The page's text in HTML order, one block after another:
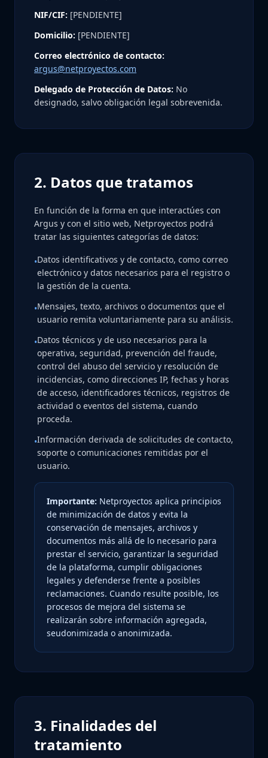
NIF/CIF: [PENDIENTE]
Domicilio: [PENDIENTE]
Correo electrónico de contacto:
argus@netproyectos.com
Delegado de Protección de Datos: No
designado, salvo obligación legal sobrevenida.
2. Datos que tratamos
En función de la forma en que interactúes con
Argus y con el sitio web, Netproyectos podrá
tratar las siguientes categorías de datos:
•Datos identificativos y de contacto, como correo
electrónico y datos necesarios para el registro o
la gestión de la cuenta.
•Mensajes, texto, archivos o documentos que el
usuario remita voluntariamente para su análisis.
•Datos técnicos y de uso necesarios para la
operativa, seguridad, prevención del fraude,
control del abuso del servicio y resolución de
incidencias, como direcciones IP, fechas y horas
de acceso, identificadores técnicos, registros de
actividad o eventos del sistema, cuando
proceda.
•Información derivada de solicitudes de contacto,
soporte o comunicaciones remitidas por el
usuario.
Importante: Netproyectos aplica principios
de minimización de datos y evita la
conservación de mensajes, archivos y
documentos más allá de lo necesario para
prestar el servicio, garantizar la seguridad
de la plataforma, cumplir obligaciones
legales y defenderse frente a posibles
reclamaciones. Cuando resulte posible, los
procesos de mejora del sistema se
realizarán sobre información agregada,
seudonimizada o anonimizada.
3. Finalidades del
tratamiento